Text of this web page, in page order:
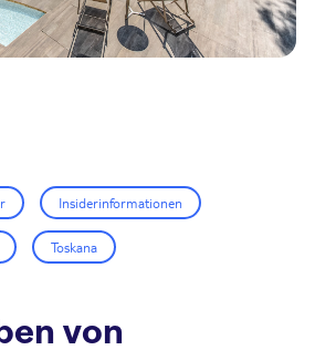
Insiderinformationen
Toskana
von